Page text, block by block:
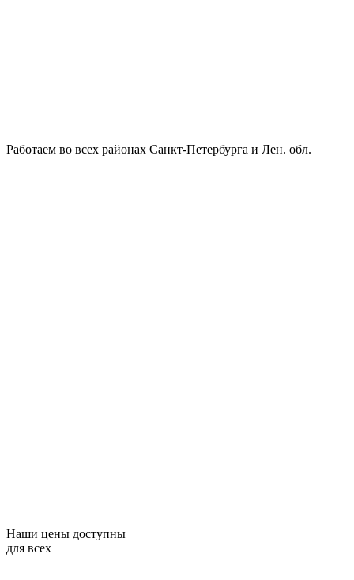
Работаем во всех районах Санкт-Петербурга и Лен. обл.
Наши цены доступны
для всех